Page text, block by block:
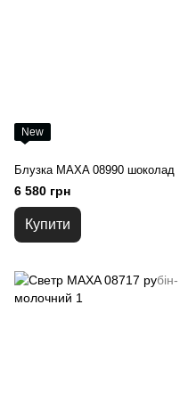
New
Блузка MAXA 08990 шоколад
6 580 грн
Купити